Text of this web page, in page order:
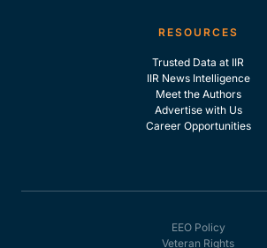
RESOURCES
Trusted Data at IIR
IIR News Intelligence
Meet the Authors
Advertise with Us
Career Opportunities
EEO Policy
Veteran Rights